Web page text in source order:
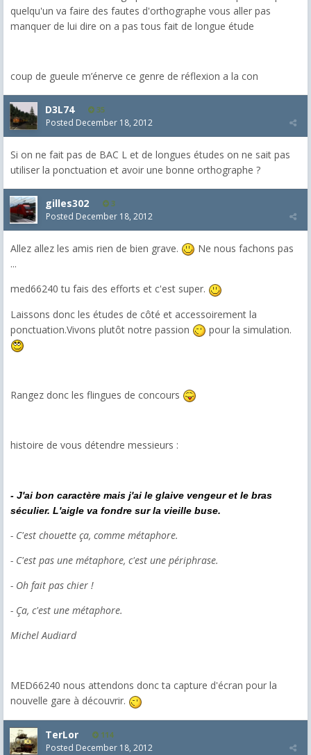
quelqu'un va faire des fautes d'orthographe vous aller pas
manquer de lui dire on a pas tous fait de longue étude
coup de gueule m’énerve ce genre de réflexion a la con
D3L74 35
Posted December 18, 2012
Si on ne fait pas de BAC L et de longues études on ne sait pas
utiliser la ponctuation et avoir une bonne orthographe ?
gilles302 3
Posted December 18, 2012
Allez allez les amis rien de bien grave.
Ne nous fachons pas
...
med66240 tu fais des efforts et c'est super.
Laissons donc les études de côté et accessoirement la
ponctuation.Vivons plutôt notre passion
pour la simulation.
Rangez donc les flingues de concours
histoire de vous détendre messieurs :
- J'ai bon caractère mais j'ai le glaive vengeur et le bras
séculier. L'aigle va fondre sur la vieille buse.
- C'est chouette ça, comme métaphore.
- C'est pas une métaphore, c'est une périphrase.
- Oh fait pas chier !
- Ça, c'est une métaphore.
Michel Audiard
MED66240 nous attendons donc ta capture d'écran pour la
nouvelle gare à découvrir.
TerLor 114
Posted December 18, 2012